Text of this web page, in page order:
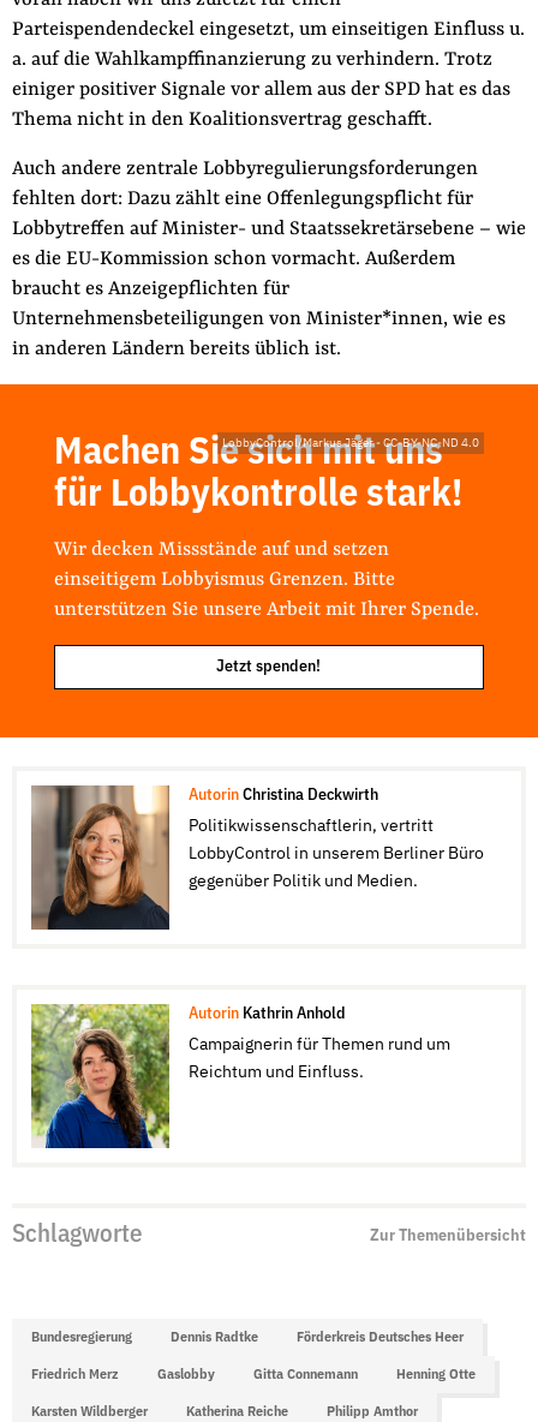
Parteispendendeckel eingesetzt, um einseitigen Einfluss u.
a. auf die Wahlkampffinanzierung zu verhindern. Trotz
einiger positiver Signale vor allem aus der SPD hat es das
Thema nicht in den Koalitionsvertrag geschafft.
Auch andere zentrale Lobbyregulierungsforderungen
fehlten dort: Dazu zählt eine Offenlegungspflicht für
Lobbytreffen auf Minister- und Staatssekretärsebene – wie
es die EU-Kommission schon vormacht. Außerdem
braucht es Anzeigepflichten für
Unternehmensbeteiligungen von Minister*innen, wie es
in anderen Ländern bereits üblich ist.
LobbyControl/Markus Jäger-CC-BY-NC-ND 4.0
Machen Sie sich mit uns
für Lobbykontrolle stark!
Wir decken Missstände auf und setzen
einseitigem Lobbyismus Grenzen. Bitte
unterstützen Sie unsere Arbeit mit Ihrer Spende.
Jetzt spenden!
Autorin Christina Deckwirth
Politikwissenschaftlerin, vertritt
LobbyControl in unserem Berliner Büro
gegenüber Politik und Medien.
Autorin Kathrin Anhold
Campaignerin für Themen rund um
Reichtum und Einfluss.
Schlagworte Zur Themenübersicht
Bundesregierung Dennis Radtke Förderkreis Deutsches Heer
Friedrich Merz Gaslobby Gitta Connemann Henning Otte
Karsten Wildberger Katherina Reiche Philipp Amthor